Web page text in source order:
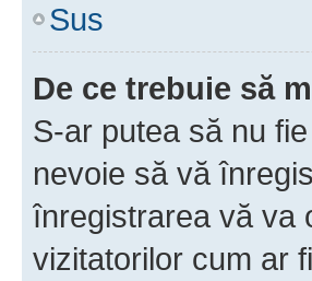
Sus
De ce trebuie să
S-ar putea să nu
nevoie să vă
înregistrarea vă va
vizitatorilor cum ar